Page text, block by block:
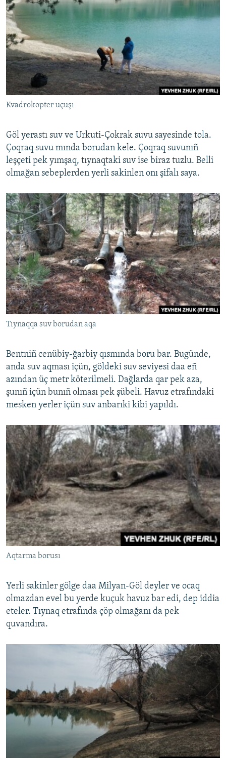
Kvadrokopter uçuşı
Göl yerastı suv ve Urkuti-Çokrak suvu sayesinde tola.
Çoqraq suvu mında borudan kele. Çoqraq suvunıñ
leşçeti pek yımşaq, tıynaqtaki suv ise biraz tuzlu. Belli
olmağan sebeplerden yerli sakinlen onı şifalı saya.
Tıynaqqa suv borudan aqa
Bentniñ cenübiy-ğarbiy qısmında boru bar. Bugünde,
anda suv aqması içün, göldeki suv seviyesi daa eñ
azından üç metr köterilmeli. Dağlarda qar pek aza,
şunıñ içün bunıñ olması pek şübeli. Havuz etrafındaki
mesken yerler içün suv anbarıki kibi yapıldı.
Aqtarma borusı
Yerli sakinler gölge daa Milyan-Göl deyler ve ocaq
olmazdan evel bu yerde kuçuk havuz bar edi, dep iddia
eteler. Tıynaq etrafında çöp olmağanı da pek
quvandıra.